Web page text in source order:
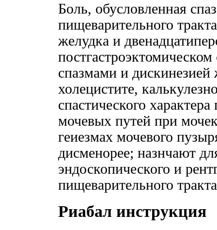
Боль, обусловленная
пищеварительного
желудка и
спазмами и
холецистите,
спастического
мочевых путей при
геиезмах мочевого
дисменорее; назнчают
эндоскопического и
пищеварительного
Риабал инструкция